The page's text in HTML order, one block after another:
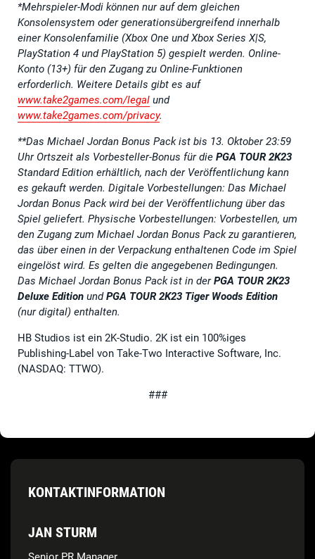
*Mehrspieler-Modi können nur auf dem gleichen
Konsolensystem oder generationsübergreifend innerhalb
einer Konsolenfamilie (Xbox One und Xbox Series X|S,
PlayStation 4 und PlayStation 5) gespielt werden. Online-
Konto (13+) für den Zugang zu Online-Funktionen
erforderlich. Weitere Details gibt es auf
www.take2games.com/legal und
www.take2games.com/privacy.
**Das Michael Jordan Bonus Pack ist bis 13. Oktober 23:59
Uhr Ortszeit als Vorbesteller-Bonus für die PGA TOUR 2K23
Standard Edition erhältlich, nach der Veröffentlichung kann
es gekauft werden. Digitale Vorbestellungen: Das Michael
Jordan Bonus Pack wird bei der Veröffentlichung über das
Spiel geliefert. Physische Vorbestellungen: Vorbestellen, um
den Zugang zum Michael Jordan Bonus Pack zu garantieren,
das über einen in der Verpackung enthaltenen Code im Spiel
eingelöst wird. Es gelten die angegebenen Bedingungen.
Das Michael Jordan Bonus Pack ist in derPGA TOUR 2K23
Deluxe Edition undPGA TOUR 2K23 Tiger Woods Edition
(nur digital) enthalten.
HB Studios ist ein 2K-Studio. 2K ist ein 100%iges
Publishing-Label von Take-Two Interactive Software, Inc.
(NASDAQ: TTWO).
###
KONTAKTINFORMATION
JAN STURM